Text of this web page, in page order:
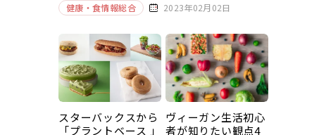
健康・食情報総合 2023年02月02日
スターバックスから
「プラントベース 」
ヴィーガン生活初心
者が知りたい観点4